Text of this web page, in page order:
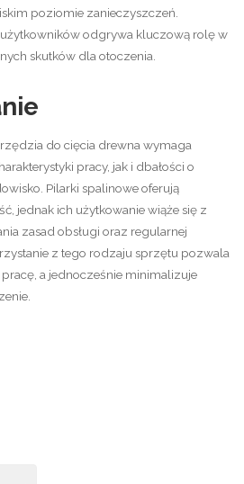
poziomie zanieczyszczeń.
odgrywa kluczową rolę w
skutków dla otoczenia.
do cięcia drewna wymaga
pracy, jak i dbałości o
Pilarki spalinowe oferują
jednak ich użytkowanie wiąże się z
zasad obsługi oraz regularnej
z tego rodzaju sprzętu pozwala
a jednocześnie minimalizuje